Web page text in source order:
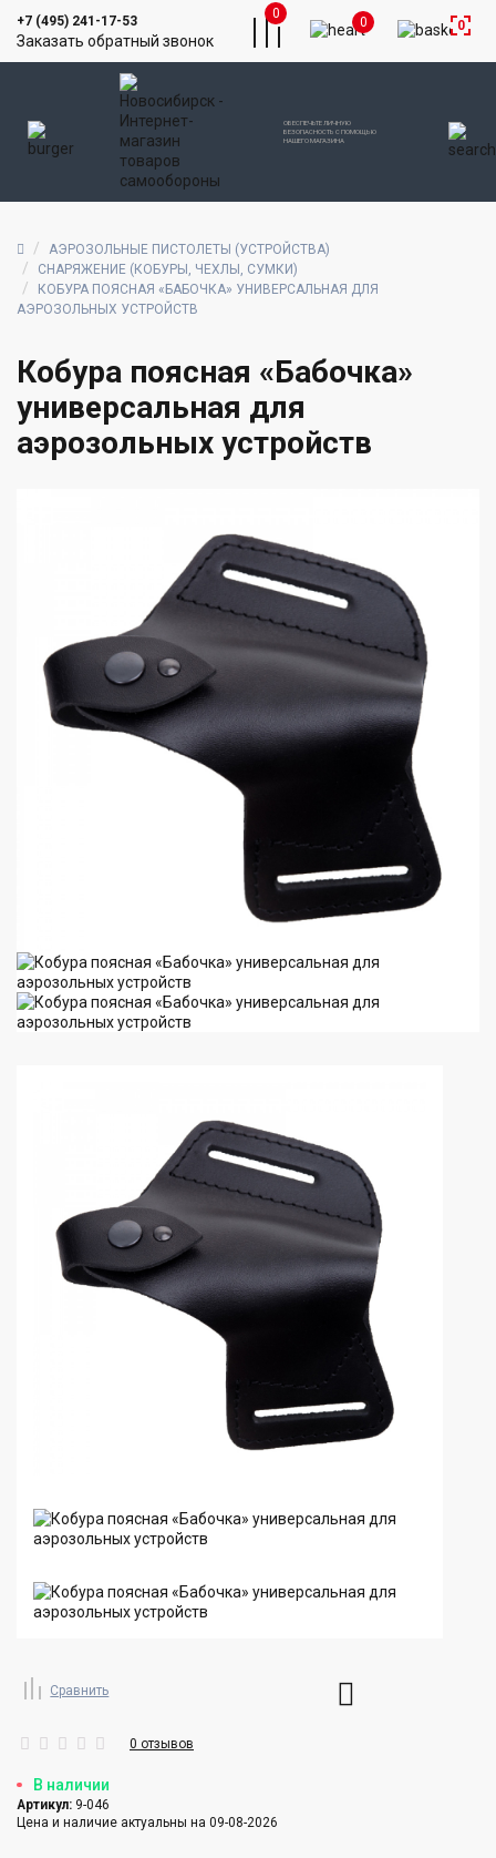
+7 (495) 241-17-53
Заказать обратный звонок
ОБЕСПЕЧЬТЕ ЛИЧНУЮ
БЕЗОПАСНОСТЬ С ПОМОЩЬЮ
НАШЕГО МАГАЗИНА
0
0 0
АЭРОЗОЛЬНЫЕ ПИСТОЛЕТЫ (УСТРОЙСТВА)
СНАРЯЖЕНИЕ (КОБУРЫ, ЧЕХЛЫ, СУМКИ)
КОБУРА ПОЯСНАЯ «БАБОЧКА» УНИВЕРСАЛЬНАЯ ДЛЯ
АЭРОЗОЛЬНЫХ УСТРОЙСТВ
Кобура поясная «Бабочка»
универсальная для
аэрозольных устройств
Сравнить
0 отзывов
В наличии
Артикул: 9-046
Цена и наличие актуальны на 09-08-2026